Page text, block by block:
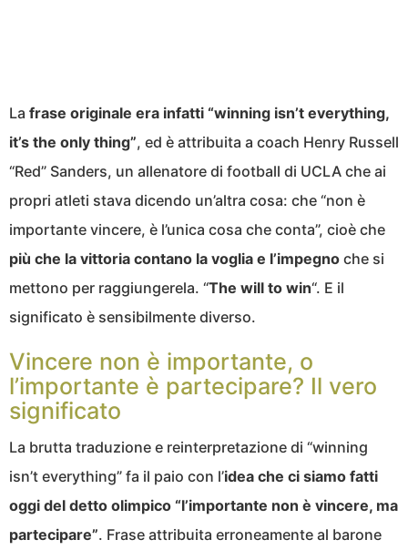
La frase originale era infatti “winning isn’t everything,
it’s the only thing”, ed è attribuita a coach Henry Russell
“Red” Sanders, un allenatore di football di UCLA che ai
propri atleti stava dicendo un’altra cosa: che “non è
importante vincere, è l’unica cosa che conta”, cioè che
più che la vittoria contano la voglia e l’impegno che si
mettono per raggiungerela. “The will to win“. E il
significato è sensibilmente diverso.
Vincere non è importante, o
l’importante è partecipare? Il vero
significato
La brutta traduzione e reinterpretazione di “winning
isn’t everything” fa il paio con l’idea che ci siamo fatti
oggi del detto olimpico “l’importante non è vincere, ma
partecipare”. Frase attribuita erroneamente al barone